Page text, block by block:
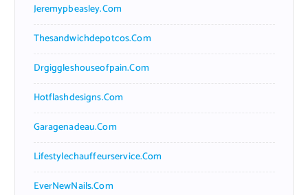
Jeremypbeasley.com
Thesandwichdepotcos.com
Drgiggleshouseofpain.com
Hotflashdesigns.com
Garagenadeau.com
Lifestylechauffeurservice.com
EverNewNails.com